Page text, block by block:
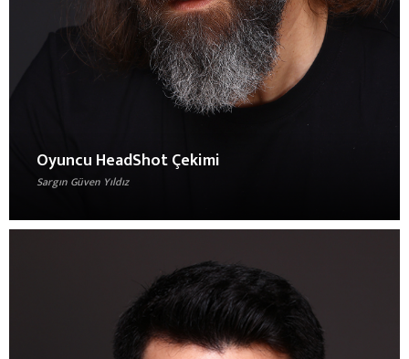
Oyuncu HeadShot Çekimi
Sargın Güven Yıldız